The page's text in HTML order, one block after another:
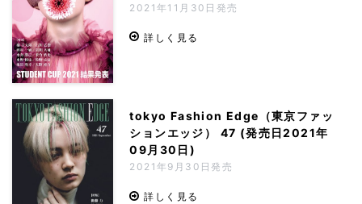
2021年11月30日発売
詳しく見る
tokyo Fashion Edge（東京ファッ
ションエッジ） 47 (発売日2021年
09月30日)
2021年9月30日発売
詳しく見る